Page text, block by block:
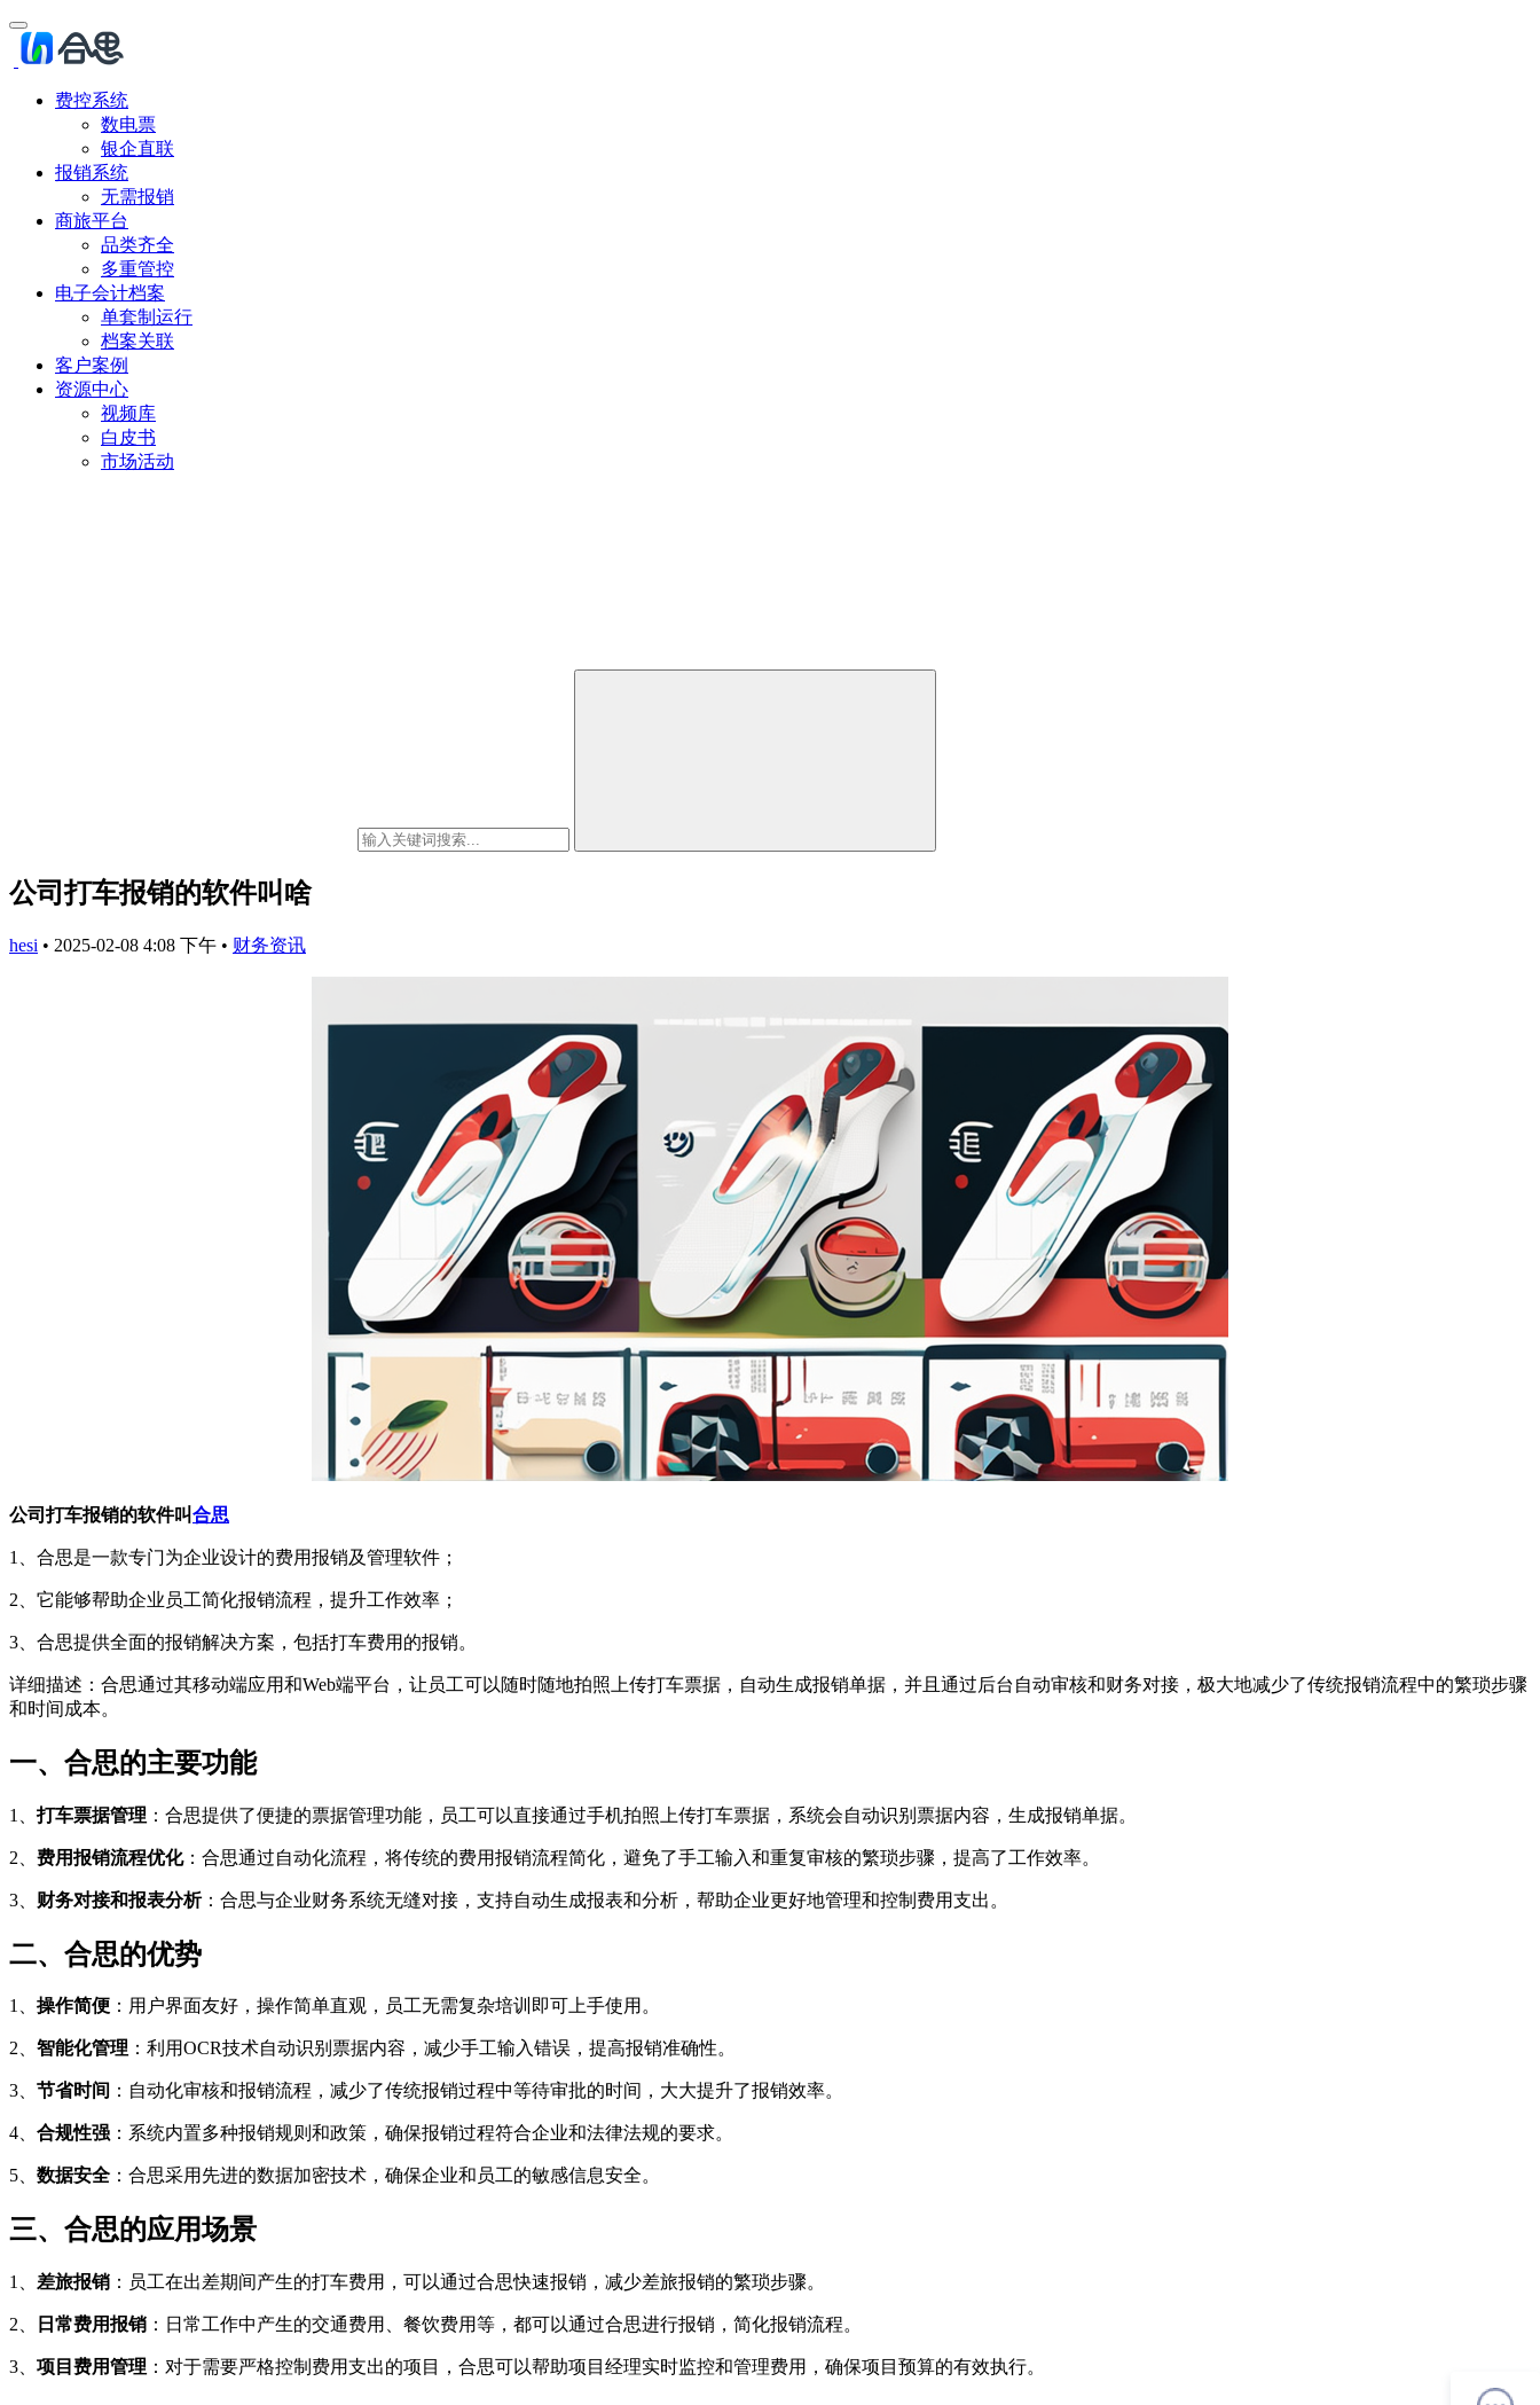
费控系统
数电票
银企直联
报销系统
无需报销
商旅平台
品类齐全
多重管控
电子会计档案
单套制运行
档案关联
客户案例
资源中心
视频库
白皮书
市场活动
公司打车报销的软件叫啥
hesi • 2025-02-08 4:08 下午 • 财务资讯
公司打车报销的软件叫合思
1、合思是一款专门为企业设计的费用报销及管理软件；
2、它能够帮助企业员工简化报销流程，提升工作效率；
3、合思提供全面的报销解决方案，包括打车费用的报销。
详细描述：合思通过其移动端应用和Web端平台，让员工可以随时随地拍照上传打车票据，自动生成报销单据，并且通过后台自动审核和财务对接，极大地减少了传统报销流程中的繁琐步骤
和时间成本。
一、合思的主要功能
1、打车票据管理 ：合思提供了便捷的票据管理功能，员工可以直接通过手机拍照上传打车票据，系统会自动识别票据内容，生成报销单据。
2、 费用报销流程优化：合思通过自动化流程，将传统的费用报销流程简化，避免了手工输入和重复审核的繁琐步骤，提高了工作效率。
3、 财务对接和报表分析：合思与企业财务系统无缝对接，支持自动生成报表和分析，帮助企业更好地管理和控制费用支出。
二、合思的优势
1、 操作简便 ：用户界面友好，操作简单直观，员工无需复杂培训即可上手使用。
2、 智能化管理 ：利用OCR技术自动识别票据内容，减少手工输入错误，提高报销准确性。
3、 节省时间 ：自动化审核和报销流程，减少了传统报销过程中等待审批的时间，大大提升了报销效率。
4、 合规性强 ：系统内置多种报销规则和政策，确保报销过程符合企业和法律法规的要求。
5、 数据安全 ：合思采用先进的数据加密技术，确保企业和员工的敏感信息安全。
三、合思的应用场景
1、 差旅报销 ：员工在出差期间产生的打车费用，可以通过合思快速报销，减少差旅报销的繁琐步骤。
2、 日常费用报销 ：日常工作中产生的交通费用、餐饮费用等，都可以通过合思进行报销，简化报销流程。
3、 项目费用管理 ：对于需要严格控制费用支出的项目，合思可以帮助项目经理实时监控和管理费用，确保项目预算的有效执行。